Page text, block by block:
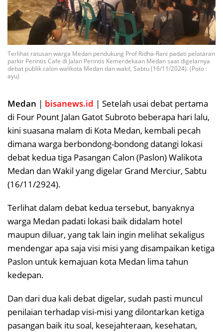
Terlihat ratusan warga Medan pendukung Prof Ridha-Rani padati pelataran
parkir Perintis Cafe di Jalan Perintis Kemerdekaan Medan saat digelarnya
debat publik calon walikota Medan dan wakil, Sabtu (16/11/2024). (Poto :
ayu)
Medan | bisanews.id | Setelah usai debat pertama
di Four Pount Jalan Gatot Subroto beberapa hari lalu,
kini suasana malam di Kota Medan, kembali pecah
dimana warga berbondong-bondong datangi lokasi
debat kedua tiga Pasangan Calon (Paslon) Walikota
Medan dan Wakil yang digelar Grand Merciur, Sabtu
(16/11/2924).
Terlihat dalam debat kedua tersebut, banyaknya
warga Medan padati lokasi baik didalam hotel
maupun diluar, yang tak lain ingin melihat sekaligus
mendengar apa saja visi misi yang disampaikan ketiga
Paslon untuk kemajuan kota Medan lima tahun
kedepan.
Dan dari dua kali debat digelar, sudah pasti muncul
penilaian terhadap visi-misi yang dilontarkan ketiga
pasangan baik itu soal, kesejahteraan, kesehatan,